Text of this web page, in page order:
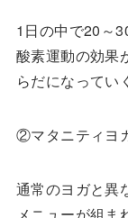
1日の中で20～
酸素運動の効果
らだになってい
②マタニティヨ
通常のヨガと異